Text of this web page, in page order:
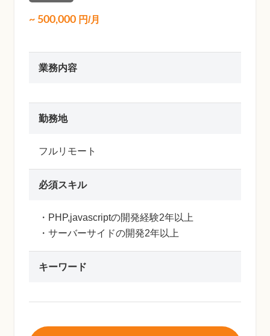
~ 500,000 円/月
業務内容
勤務地
フルリモート
必須スキル
・PHP,javascriptの開発経験2年以上
・サーバーサイドの開発2年以上
キーワード